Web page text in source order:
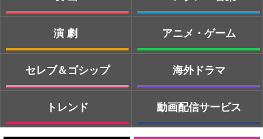
演劇
セレブ＆ゴシップ
トレンド
アニメ・ゲーム
海外ドラマ
動画配信サービス